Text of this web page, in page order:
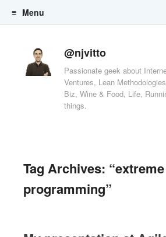
@njvitto
Passionate geek about
Ventures, Lean
Biz, Wine & Food, Life,
things.
Menu
Tag Archives: “extreme
programming”